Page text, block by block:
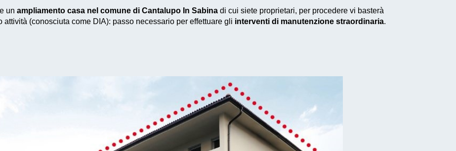
un ampliamento casa nel comune di Cantalupo In Sabina di cui siete proprietari, per procedere vi basterà
(conosciuta come DIA): passo necessario per effettuare gli interventi di manutenzione straordinaria.